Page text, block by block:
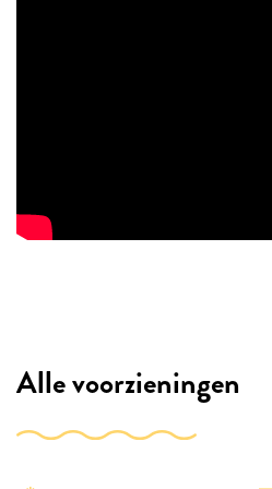
Alle voorzieningen